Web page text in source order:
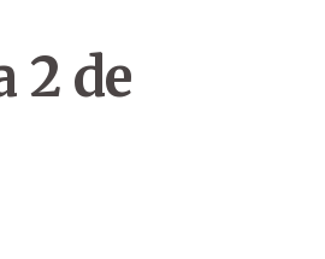
2 de